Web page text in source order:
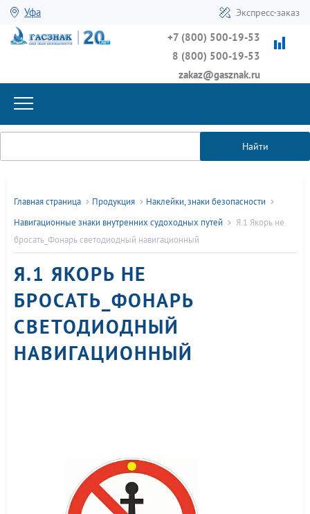
Уфа Экспресс-заказ
+7 (800) 500-19-53
8 (800) 500-19-53
zakaz@gasznak.ru
Найти
Главная страница Продукция
Наклейки, знаки безопасности
Навигационные знаки внутренних судоходных путей
Я.1 Якорь не
бросать_Фонарь светодиодный навигационный
Я.1 ЯКОРЬ НЕ
БРОСАТЬ_ФОНАРЬ
СВЕТОДИОДНЫЙ
НАВИГАЦИОННЫЙ